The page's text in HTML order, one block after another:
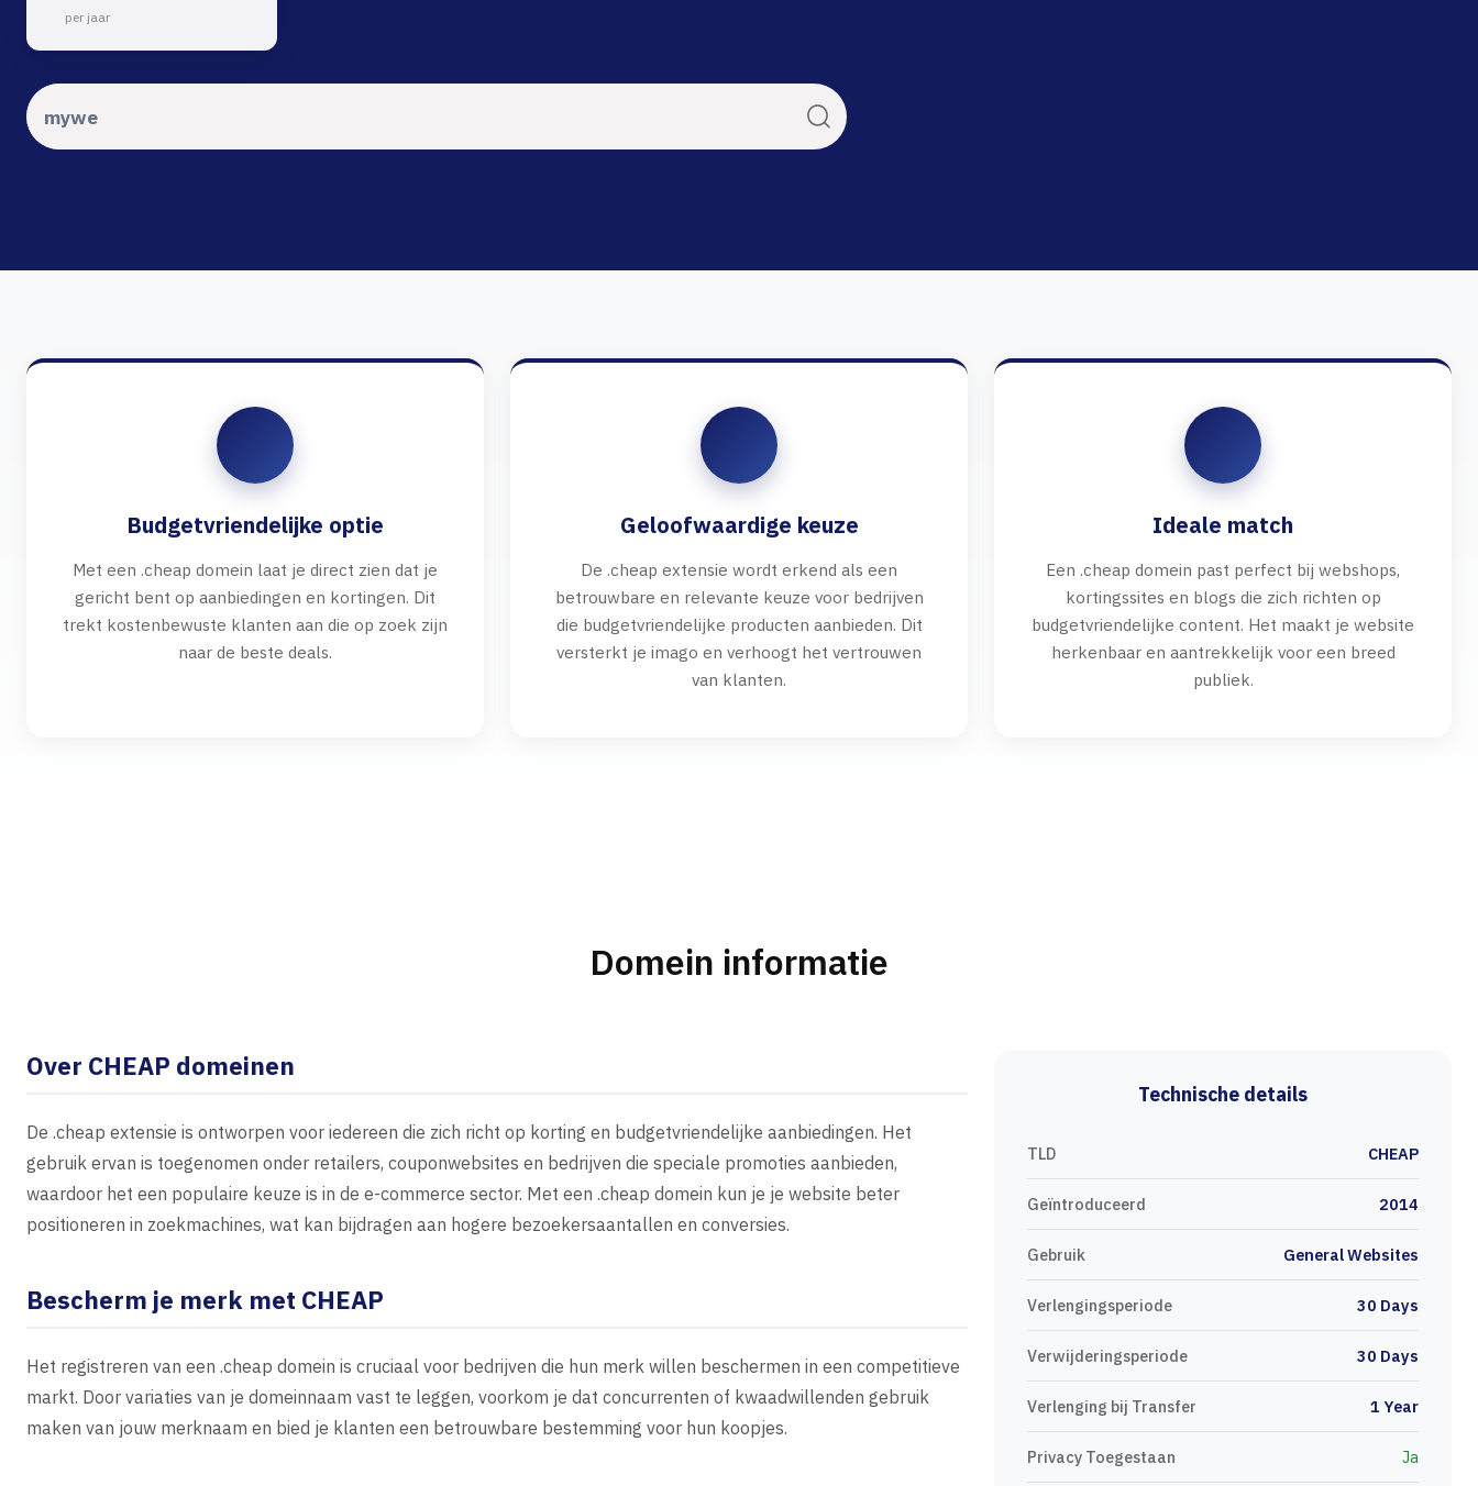
per jaar
Budgetvriendelijke optie
Met een .cheap domein laat je direct zien dat je
gericht bent op aanbiedingen en kortingen. Dit
trekt kostenbewuste klanten aan die op zoek zijn
naar de beste deals.
Geloofwaardige keuze
De .cheap extensie wordt erkend als een
betrouwbare en relevante keuze voor bedrijven
die budgetvriendelijke producten aanbieden. Dit
versterkt je imago en verhoogt het vertrouwen
van klanten.
Ideale match
Een .cheap domein past perfect bij webshops,
kortingssites en blogs die zich richten op
budgetvriendelijke content. Het maakt je website
herkenbaar en aantrekkelijk voor een breed
publiek.
Domein informatie
Over CHEAP domeinen
De .cheap extensie is ontworpen voor iedereen die zich richt op korting en budgetvriendelijke aanbiedingen. Het
gebruik ervan is toegenomen onder retailers, couponwebsites en bedrijven die speciale promoties aanbieden,
waardoor het een populaire keuze is in de e-commerce sector. Met een .cheap domein kun je je website beter
positioneren in zoekmachines, wat kan bijdragen aan hogere bezoekersaantallen en conversies.
Bescherm je merk met CHEAP
Het registreren van een .cheap domein is cruciaal voor bedrijven die hun merk willen beschermen in een competitieve
markt. Door variaties van je domeinnaam vast te leggen, voorkom je dat concurrenten of kwaadwillenden gebruik
maken van jouw merknaam en bied je klanten een betrouwbare bestemming voor hun koopjes.
Technische details
TLD CHEAP
Geïntroduceerd 2014
Gebruik General Websites
Verlengingsperiode 30 Days
Verwijderingsperiode 30 Days
Verlenging bij Transfer 1 Year
Privacy Toegestaan Ja